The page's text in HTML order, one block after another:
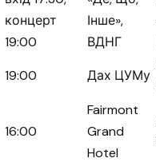
концерт
19:00
Інше»,
ВДНГ
19:00 Дах ЦУМу
16:00
Fairmont
Grand
Hotel